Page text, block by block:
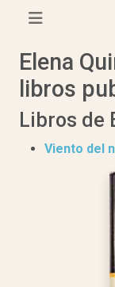
Elena
libros
Libros de
Viento del